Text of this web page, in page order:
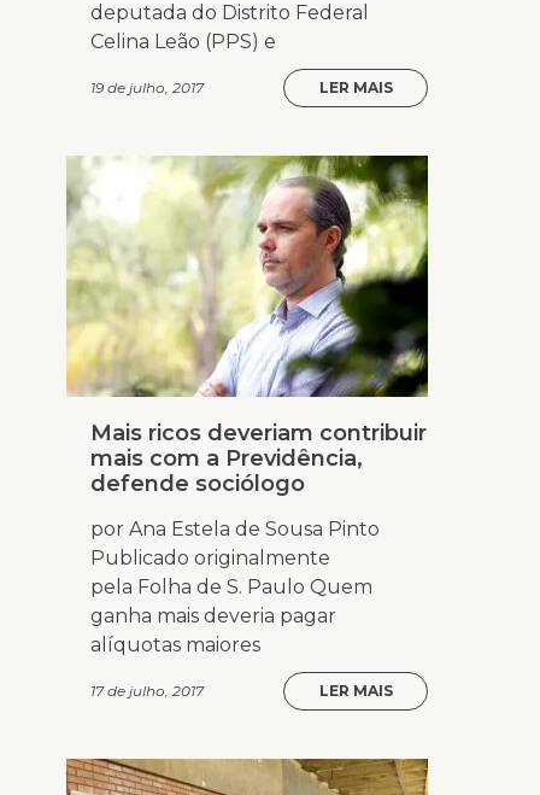
deputada do Distrito Federal
Celina Leão (PPS) e
19 de julho, 2017 LER MAIS
Mais ricos deveriam contribuir
mais com a Previdência,
defende sociólogo
por Ana Estela de Sousa Pinto
Publicado originalmente
pela Folha de S. Paulo Quem
ganha mais deveria pagar
alíquotas maiores
17 de julho, 2017 LER MAIS